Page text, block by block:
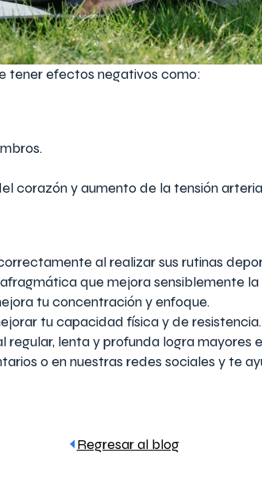
tener efectos negativos como:
corazón y aumento de la tensión
al realizar sus rutinas
que mejora sensiblemente
tu concentración y enfoque.
tu capacidad física y de resistencia.
lenta y profunda logra mayores
o en nuestras redes sociales y te
Regresar al blog